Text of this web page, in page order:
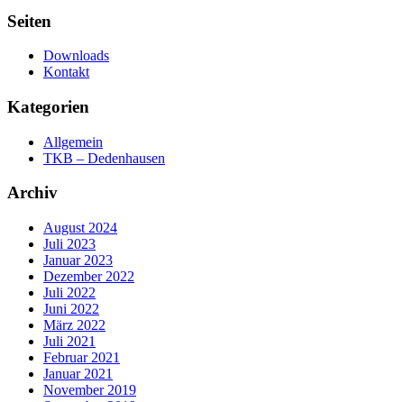
Seiten
Downloads
Kontakt
Kategorien
Allgemein
TKB – Dedenhausen
Archiv
August 2024
Juli 2023
Januar 2023
Dezember 2022
Juli 2022
Juni 2022
März 2022
Juli 2021
Februar 2021
Januar 2021
November 2019